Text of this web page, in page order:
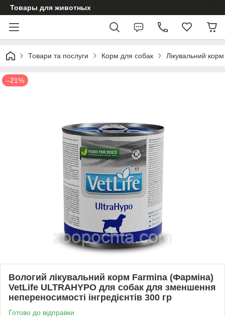
Товары для животных
Товари та послуги Корм для собак Лікувальний
–21%
Вологий лікувальний корм Farmina (Фарміна)
VetLife ULTRAHYPO для собак для зменшення
непереносимості інгредієнтів 300 гр
Готово до відправки